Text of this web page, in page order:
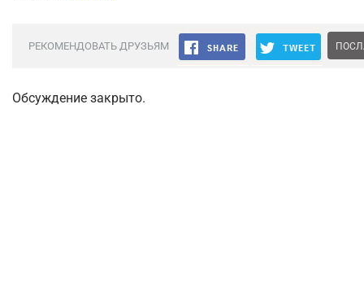
РЕКОМЕНДОВАТЬ ДРУЗЬЯМ
Обсуждение закрыто.